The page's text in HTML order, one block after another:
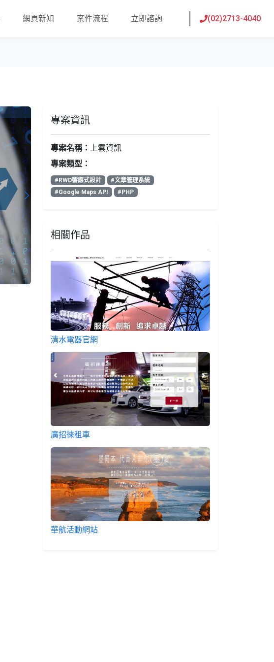
網頁新知
Blog 案件流程
Process 立即諮詢
Contact (02)2713-4040
專案資訊
專案名稱： 上雲資訊
專案類型：
#RWD響應式設計
#文章管理系統
#Google Maps API
#PHP
相關作品
清水電器官網
廣招徠租車
華航活動網站